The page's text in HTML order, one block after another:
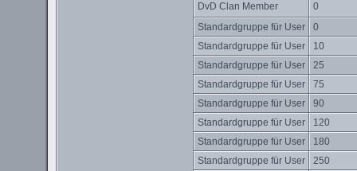
DvD Clan Member
0
Standardgruppe für User
0
Standardgruppe für User
10
Standardgruppe für User
25
Standardgruppe für User
75
Standardgruppe für User
90
Standardgruppe für User
120
Standardgruppe für User
180
Standardgruppe für User
250